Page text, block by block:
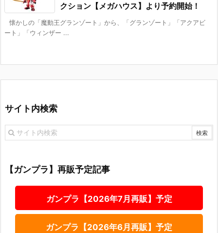
クション【メガハウス】より予約開始！
懐かしの「魔動王グランゾート」から、「グランゾート」「アクアビ
ート」「ウィンザー ...
サイト内検索
【ガンプラ】再販予定記事
ガンプラ【2026年7月再販】予定
ガンプラ【2026年6月再販】予定